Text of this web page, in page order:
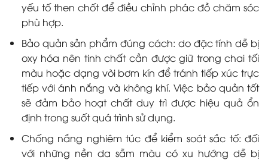
yếu tố then chốt để điều chỉnh phác đồ chăm sóc
phù hợp.
Bảo quản sản phẩm đúng cách: do đặc tính dễ bị
oxy hóa nên tinh chất cần được giữ trong chai tối
màu hoặc dạng vòi bơm kín để tránh tiếp xúc trực
tiếp với ánh nắng và không khí. Việc bảo quản tốt
sẽ đảm bảo hoạt chất duy trì được hiệu quả ổn
định trong suốt quá trình sử dụng.
Chống nắng nghiêm túc để kiểm soát sắc tố: đối
với những nền da sẫm màu có xu hướng dễ bị